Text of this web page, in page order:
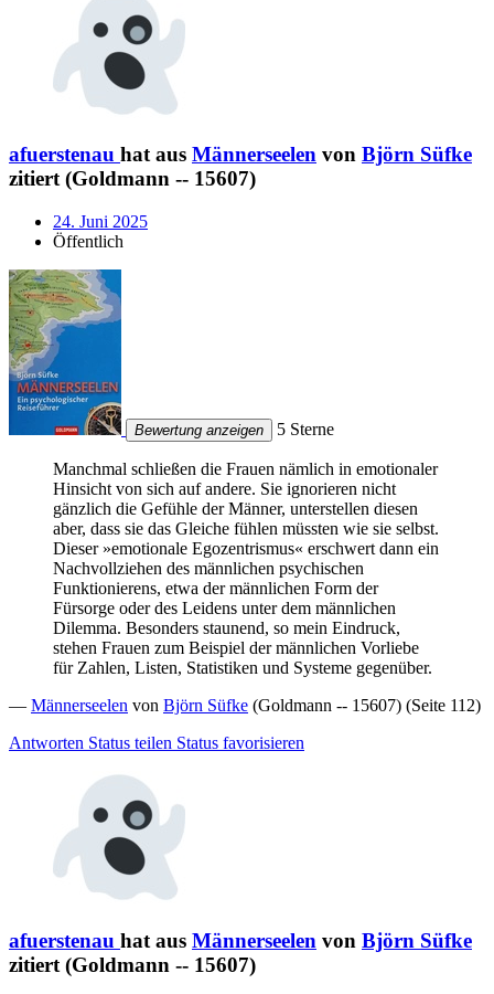
afuerstenau hat aus Männerseelen von Björn Süfke
zitiert (Goldmann -- 15607)
24. Juni 2025
Öffentlich
Bewertung anzeigen 5 Sterne
Manchmal schließen die Frauen nämlich in emotionaler
Hinsicht von sich auf andere. Sie ignorieren nicht
gänzlich die Gefühle der Männer, unterstellen diesen
aber, dass sie das Gleiche fühlen müssten wie sie selbst.
Dieser »emotionale Egozentrismus« erschwert dann ein
Nachvollziehen des männlichen psychischen
Funktionierens, etwa der männlichen Form der
Fürsorge oder des Leidens unter dem männlichen
Dilemma. Besonders staunend, so mein Eindruck,
stehen Frauen zum Beispiel der männlichen Vorliebe
für Zahlen, Listen, Statistiken und Systeme gegenüber.
— Männerseelen von Björn Süfke (Goldmann -- 15607) (Seite 112)
Antworten Status teilen Status favorisieren
afuerstenau hat aus Männerseelen von Björn Süfke
zitiert (Goldmann -- 15607)